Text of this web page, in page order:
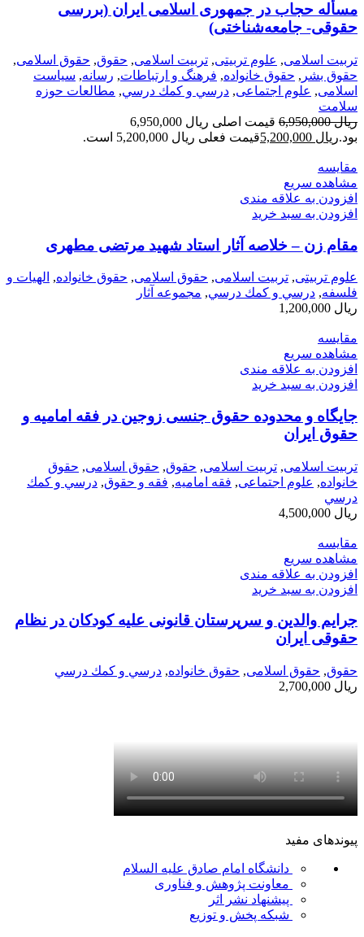
مسأله‌ حجاب در جمهوری اسلامی ایران (بررسی
حقوقی- جامعه‌شناختی)
تربیت اسلامی, علوم تربیتی, تربیت اسلامی, حقوق, حقوق اسلامی,
حقوق بشر , حقوق خانواده, فرهنگ و ارتباطات, رسانه, سیاست
اسلامی, علوم اجتماعی, درسي و كمك درسي, مطالعات حوزه
سلامت
ریال6,950,000
قیمت اصلی ریال 6,950,000
بود.ریال قیمت فعلی ریال 5,200,000 است.
مقایسه
مشاهده سریع
افزودن به علاقه مندی
افزودن به سبد خرید
مقام زن – خلاصه آثار استاد شهید مرتضی مطهری
علوم تربیتی, تربیت اسلامی, حقوق اسلامی, حقوق خانواده, الهیات و
فلسفه, درسي و كمك درسي, مجموعه آثار
ریال
مقایسه
مشاهده سریع
افزودن به علاقه مندی
افزودن به سبد خرید
جایگاه و محدوده حقوق جنسی زوجین در فقه امامیه و
حقوق ایران
تربیت اسلامی, تربیت اسلامی, حقوق, حقوق اسلامی, حقوق
خانواده, علوم اجتماعی, فقه امامیه, فقه و حقوق, درسي و كمك
درسي
ریال
مقایسه
مشاهده سریع
افزودن به علاقه مندی
افزودن به سبد خرید
جرایم والدین و سرپرستان قانونی علیه کودکان در نظام
حقوقی ایران
حقوق, حقوق اسلامی, حقوق خانواده, درسي و كمك درسي
ریال
پیوندهای مفید
دانشگاه امام صادق علیه السلام
معاونت پژوهش و فناوری
پیشنهاد نشر اثر
شبکه پخش و توزیع